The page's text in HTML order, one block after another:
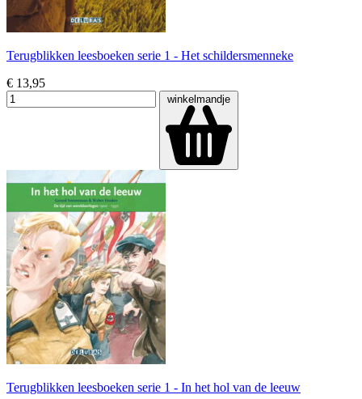
Terugblikken leesboeken serie 1 - Het schildersmenneke
€ 13,95
winkelmandje
Terugblikken leesboeken serie 1 - In het hol van de leeuw